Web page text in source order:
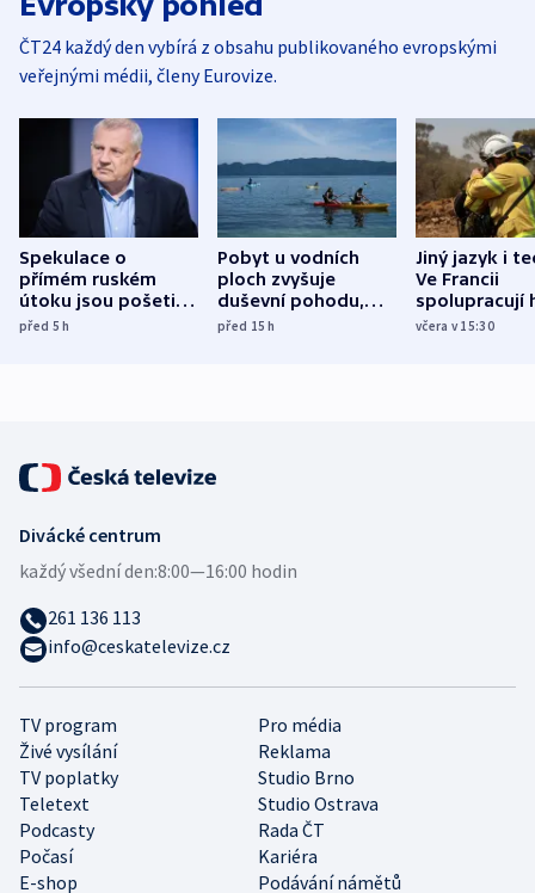
ČT24 každý den vybírá z obsahu publikovaného evropskými
veřejnými médii, členy Eurovize.
Spekulace o
přímém ruském
útoku jsou pošetilé,
míní estonský
před 5h
Pobyt u vodních
ploch zvyšuje
duševní pohodu,
ukázala
před 15h
Jiný jazyk i
Ve Francii
spolupracují
různých zemí
včera v 15:30
TV program
Pro média
Živé vysílání
Reklama
TV poplatky
Studio Brno
Teletext
Studio Ostrava
Podcasty
Rada ČT
Počasí
Kariéra
E-shop
Podávání námětů
Divácké centrum
každý všední den:8:00—16:00 hodin
261 136 113
info@ceskatelevize.cz